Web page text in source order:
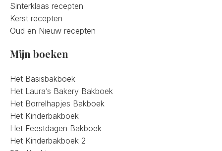
Sinterklaas recepten
Kerst recepten
Oud en Nieuw recepten
Mijn boeken
Het Basisbakboek
Het Laura’s Bakery Bakboek
Het Borrelhapjes Bakboek
Het Kinderbakboek
Het Feestdagen Bakboek
Het Kinderbakboek 2